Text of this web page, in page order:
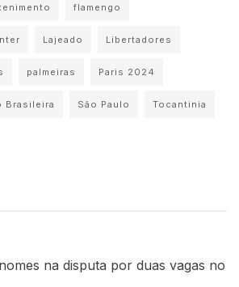
flamengo
Lajeado Libertadores
palmeiras Paris 2024
Brasileira São Paulo Tocantinia
na disputa por duas vagas no